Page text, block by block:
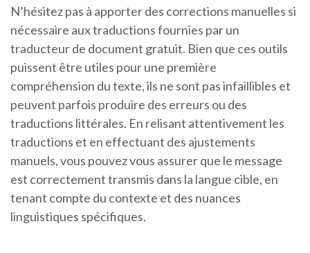
N’hésitez pas à apporter des corrections manuelles si
nécessaire aux traductions fournies par un
traducteur de document gratuit. Bien que ces outils
puissent être utiles pour une première
compréhension du texte, ils ne sont pas infaillibles et
peuvent parfois produire des erreurs ou des
traductions littérales. En relisant attentivement les
traductions et en effectuant des ajustements
manuels, vous pouvez vous assurer que le message
est correctement transmis dans la langue cible, en
tenant compte du contexte et des nuances
linguistiques spécifiques.